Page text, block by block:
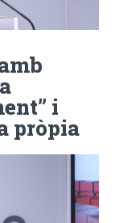
i
pròpia